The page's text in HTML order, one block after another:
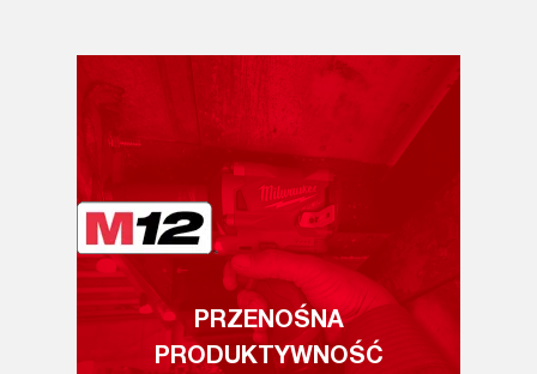
PRZENOŚNA
PRODUKTYWNOŚĆ